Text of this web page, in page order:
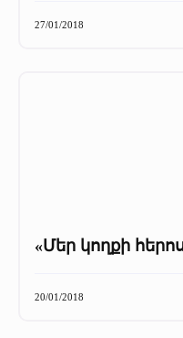
27/01/2018
«Մեր կողքի
20/01/2018